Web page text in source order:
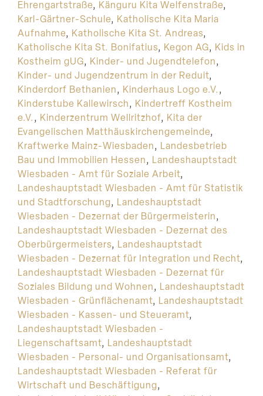
Ehrengartstraße, Känguru Kita Welfenstraße,
Karl-Gärtner-Schule, Katholische Kita Maria
Aufnahme, Katholische Kita St. Andreas,
Katholische Kita St. Bonifatius, Kegon AG, Kids in
Kostheim gUG, Kinder- und Jugendtelefon,
Kinder- und Jugendzentrum in der Reduit,
Kinderdorf Bethanien, Kinderhaus Logo e.V.,
Kinderstube Kallewirsch, Kindertreff Kostheim
e.V., Kinderzentrum Wellritzhof, Kita der
Evangelischen Matthäuskirchengemeinde,
Kraftwerke Mainz-Wiesbaden, Landesbetrieb
Bau und Immobilien Hessen, Landeshauptstadt
Wiesbaden - Amt für Soziale Arbeit,
Landeshauptstadt Wiesbaden - Amt für Statistik
und Stadtforschung, Landeshauptstadt
Wiesbaden - Dezernat der Bürgermeisterin,
Landeshauptstadt Wiesbaden - Dezernat des
Oberbürgermeisters, Landeshauptstadt
Wiesbaden - Dezernat für Integration und Recht,
Landeshauptstadt Wiesbaden - Dezernat für
Soziales Bildung und Wohnen, Landeshauptstadt
Wiesbaden - Grünflächenamt, Landeshauptstadt
Wiesbaden - Kassen- und Steueramt,
Landeshauptstadt Wiesbaden -
Liegenschaftsamt, Landeshauptstadt
Wiesbaden - Personal- und Organisationsamt,
Landeshauptstadt Wiesbaden - Referat für
Wirtschaft und Beschäftigung,